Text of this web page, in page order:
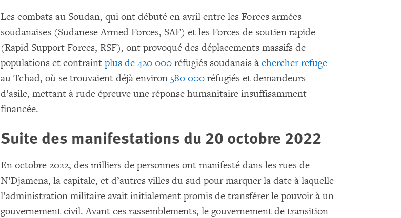
Les combats au Soudan, qui ont débuté en avril entre les Forces armées
soudanaises (Sudanese Armed Forces, SAF) et les Forces de soutien rapide
(Rapid Support Forces, RSF), ont provoqué des déplacements massifs de
populations et contraintplus de 420 000 réfugiés soudanais àchercher refuge
au Tchad, où se trouvaient déjà environ 580 000 réfugiés et demandeurs
d’asile, mettant à rude épreuve une réponse humanitaire insuffisamment
financée.
Suite des manifestations du 20 octobre 2022
En octobre 2022, des milliers de personnes ont manifesté dans les rues de
N’Djamena, la capitale, et d’autres villes du sud pour marquer la date à laquelle
l’administration militaire avait initialement promis de transférer le pouvoir à un
gouvernement civil. Avant ces rassemblements, le gouvernement de transition